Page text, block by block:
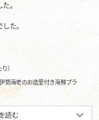
。
た。
）
勢海老のお造里付き海鮮プラ
読む